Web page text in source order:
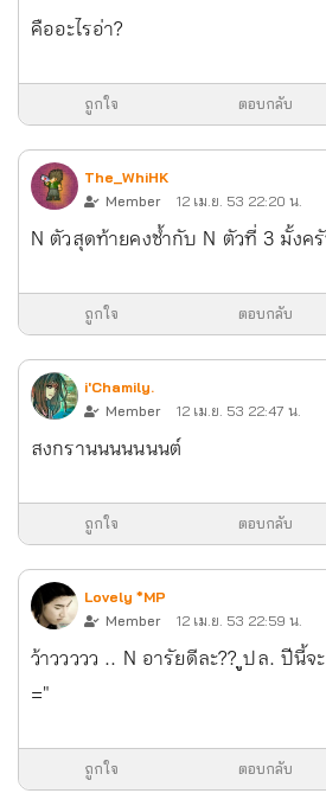
คืออะไรอ่า?
ถูกใจ ตอบกลับ
The_WhiHK
Member
12 เม.ย. 53 22:20 น.
N ตัวสุดท้ายคงซ้ำกับ N ตัวที่ 3 มั้งค
ถูกใจ ตอบกลับ
i'Chamily.
Member
12 เม.ย. 53 22:47 น.
สงกรานนนนนนนต์
ถูกใจ ตอบกลับ
Lovely *MP
Member
12 เม.ย. 53 22:59 น.
ว้าววววว .. N อารัยดีละ?? ููปล. ปีนี้จ
="
ถูกใจ ตอบกลับ